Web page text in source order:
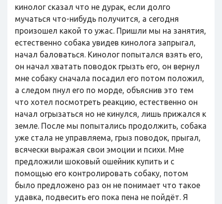
кинолог сказал что не дурак, если долго
мучаться что-нибудь получится, а сегодня
произошел какой то ужас. Пришли мы на занятия,
естественно собака увидев кинолога запрыгал,
начал баловаться. Кинолог попытался взять его,
он начал хватать поводок грызть его, он вернул
мне собаку сначала посадил его потом положил,
а следом пнул его по морде, объяснив это тем
что хотел посмотреть реакцию, естественно он
начал огрызаться но не кинулся, лишь прижался к
земле. После мы попытались продолжить, собака
уже стала не управляема, грыз поводок, прыгал,
всячески выражая свои эмоции и психи. Мне
предложили шоковый ошейник купить и с
помощью его контролировать собаку, потом
было предложено раз он не понимает что такое
удавка, подвесить его пока пена не пойдёт. Я